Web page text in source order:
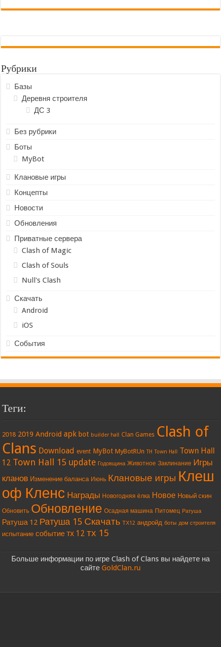
Рубрики
Базы
Деревня строителя
ДС 3
Без рубрики
Боты
MyBot
Клановые игры
Концепты
Новости
Обновления
Приватные сервера
Clash of Magic
Clash of Souls
Null's Clash
Скачать
Android
iOS
События
Теги:
2018 2019 Android apk bot builder hall Clan Games Clash of
Clans Download event MyBot MyBotRUn TH Town Hall Town Hall
12 Town Hall 15 update Годовщина Животное Заклинание Игры
кланов Изменение баланса Июнь Клановые игры Клеш
оф Кленс Награды Новогодняя ёлка Новое Новый скин
Обновить Обновление Осадная машина Питомец Ратуша
Ратуша 12 Ратуша 15 Скачать ТХ12 андройд боты дом строителя
испытание событие тх 12 тх 15
Больше информации по игре Clash of Clans вы найдете на
сайте GoldClan.ru